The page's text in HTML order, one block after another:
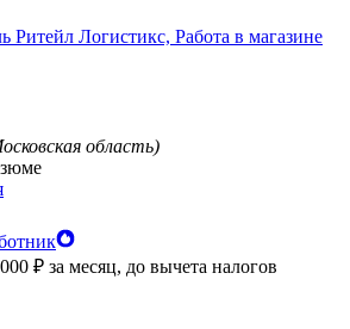
Ритейл Логистикс, Работа в магазине
область)
₽ за месяц, до вычета налогов